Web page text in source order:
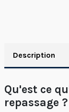
Description
Qu'est ce
repassage ?